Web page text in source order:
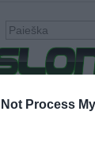
Not Process
ir medicina